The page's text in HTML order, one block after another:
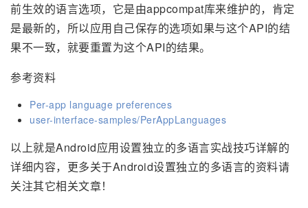
前生效的语言选项，它是由appcompat库来维护的，肯定
是最新的，所以应用自己保存的选项如果与这个API的结
果不一致，就要重置为这个API的结果。
参考资料
Per-app language preferences
user-interface-samples/PerAppLanguages
以上就是Android应用设置独立的多语言实战技巧详解的
详细内容，更多关于Android设置独立的多语言的资料请
关注其它相关文章！